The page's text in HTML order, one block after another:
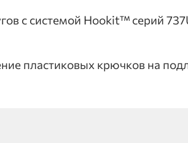
с системой Hookit™ серий
пластиковых крючков на